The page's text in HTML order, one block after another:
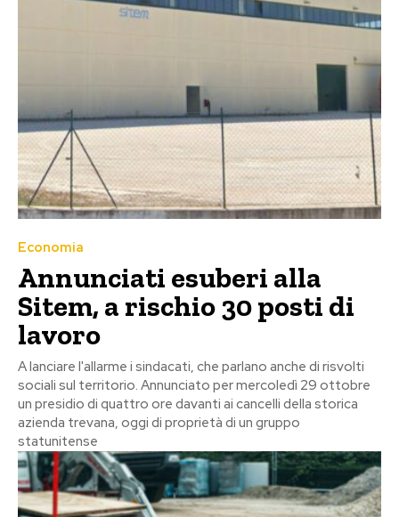
Economia
Annunciati esuberi alla
Sitem, a rischio 30 posti di
lavoro
A lanciare l'allarme i sindacati, che parlano anche di risvolti
sociali sul territorio. Annunciato per mercoledì 29 ottobre
un presidio di quattro ore davanti ai cancelli della storica
azienda trevana, oggi di proprietà di un gruppo
statunitense